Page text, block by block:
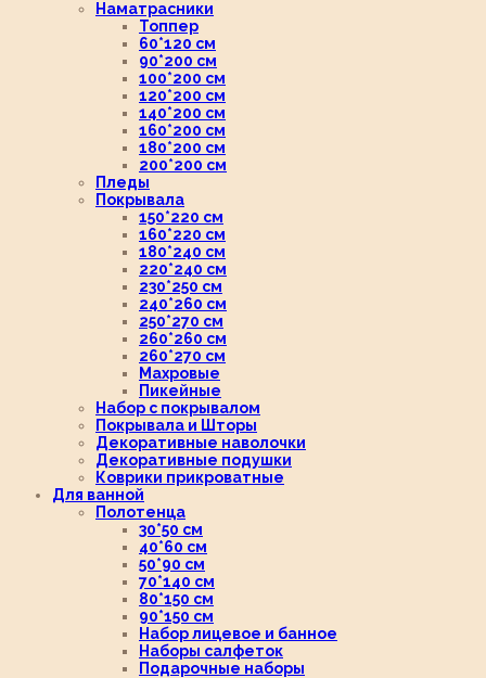
Наматрасники
Топпер
60*120 см
90*200 см
100*200 см
120*200 см
140*200 см
160*200 см
180*200 см
200*200 см
Пледы
Покрывала
150*220 см
160*220 см
180*240 см
220*240 см
230*250 см
240*260 см
250*270 см
260*260 см
260*270 см
Махровые
Пикейные
Набор с покрывалом
Покрывала и Шторы
Декоративные наволочки
Декоративные подушки
Коврики прикроватные
Для ванной
Полотенца
30*50 см
40*60 см
50*90 см
70*140 см
80*150 см
90*150 см
Набор лицевое и банное
Наборы салфеток
Подарочные наборы